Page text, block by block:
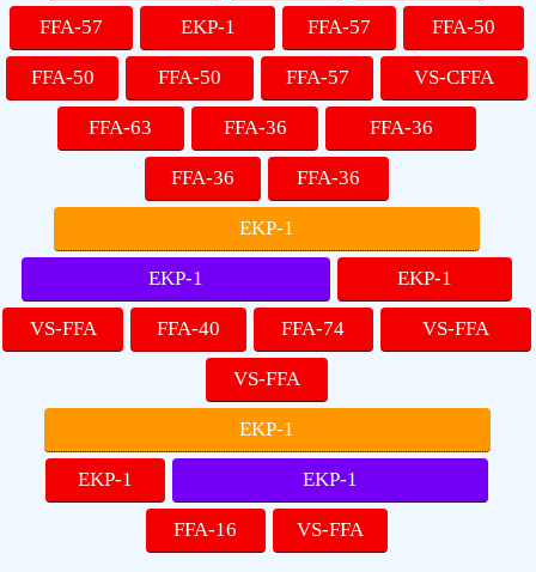
FFA-57 EKP-1 FFA-57 FFA-50
FFA-50 FFA-50 FFA-57 VS-CFFA
FFA-63 FFA-36 FFA-36
FFA-36 FFA-36
EKP-1
EKP-1 EKP-1
VS-FFA FFA-40 FFA-74 VS-FFA
VS-FFA
EKP-1
EKP-1 EKP-1
FFA-16 VS-FFA